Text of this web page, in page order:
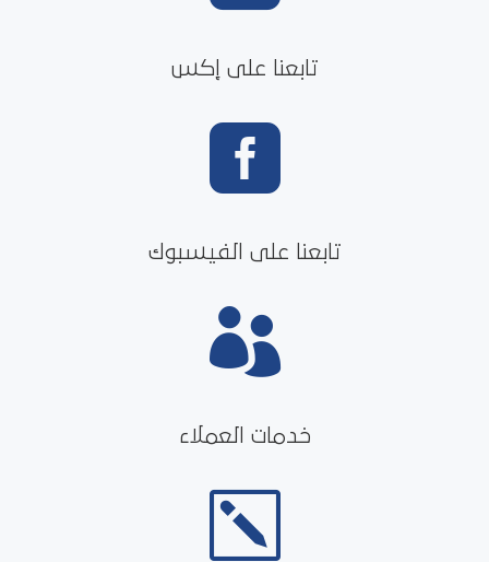
تابعنا على إكس

تابعنا على الفيسبوك

خدمات العملاء
k